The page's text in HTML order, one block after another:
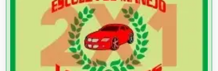
Alta Costura